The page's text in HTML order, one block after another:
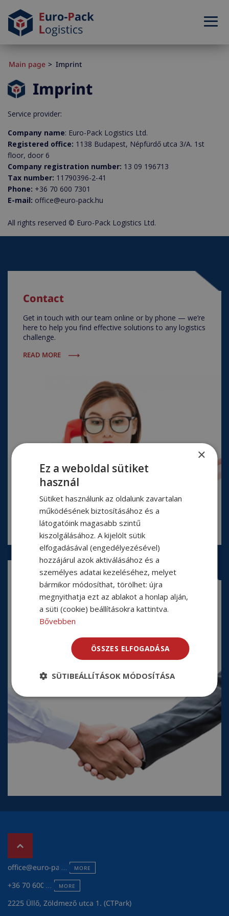
Contact
Get in touch with our team online or by phone — we’re
here to help you find effective solutions to any logistics
challenge.
READ MORE
Request a quote
Request a quote quickly and easily online. Once your
details are submitted, our team will get in touch with
Main page Imprint
Imprint
Service provider:
Company name: Euro-Pack Logistics Ltd.
Registered office: 1138 Budapest, Népfürdő utca 3/A. 1st
floor, door 6
Company registration number: 13 09 196713
Tax number: 11790396-2-41
Phone: +36 70 600 7301
E-mail: office@euro-pack.hu
All rights reserved © Euro-Pack Logistics Ltd.
office@euro-pack.huMORE
+36 70 600 7301MORE
2225 Üllő, Zöldmező utca 1. (CTPark)
×
Ez a weboldal sütiket
használ
Sütiket használunk az oldalunk zavartalan
működésének biztosításához és a
látogatóink magasabb szintű
kiszolgálásához. A kijelölt sütik
elfogadásával (engedélyezésével)
hozzájárul azok aktiválásához és a
személyes adatai kezeléséhez, melyet
bármikor módosíthat, törölhet: újra
megnyithatja ezt az ablakot a honlap alján,
a süti (cookie) beállításokra kattintva.
Bővebben
ÖSSZES ELFOGADÁSA
SÜTIBEÁLLÍTÁSOK MÓDOSÍTÁSA